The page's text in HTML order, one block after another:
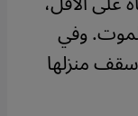
وفي
سقف منزلها